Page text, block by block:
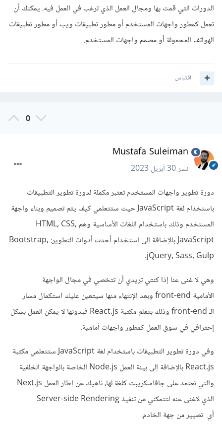
الدورات التي قمت بها ومجال العمل الذي ترغب في العمل فيه. يمكنك أن
تعمل كمطور واجهات المستخدم أو مطور تطبيقات ويب أو مطور تطبيقات
الهواتف المحمولة أو مصمم واجهات المستخدم.
اقتباس
0
Mustafa Suleiman
نشر30 أبريل 2023
دورة تطوير واجهات المستخدم تعتبر مكملة لدورة تطوير التطبيقات
باستخدام لغة JavaScript حيث ستتعلمي كيف يتم تصميم وبناء واجهة
المستخدم وذلك باستخدام اللغات الأساسية وهم HTML, CSS,
JavaScript بالإضافة إلى استخدام أحدث أدوات التطوير: Bootstrap,
jQuery, Sass, Gulp.
وهي لا غنى عنا إذا كنتي تريدي أن تتخصي في مجال الواجهة
الأمامية front-end وبعد الإنتهاء منها سيتعين عليك استكمال مسار
الـ front-end وذلك بتعلم مكتبة React.js فبدونها لا يمكن العمل بشكل
إحترافي في سوق العمل كمطور واجهات أمامية.
وفي دورة تطوير التطبيقات باستخدام لغة JavaScript ستتعلمي مكتبة
React.js بالإضافة إلى بيئة العمل Node.js الخاصة بالواجهة الخلفية
والتي تعتمد على جافاسكريبت كلغة لها، ناهيك عن إطار العمل Next.js
الذي لاغنى عنه لتتمكني من تنفيذ Server-side Rendering
أي تصيير من جهة الخادم.